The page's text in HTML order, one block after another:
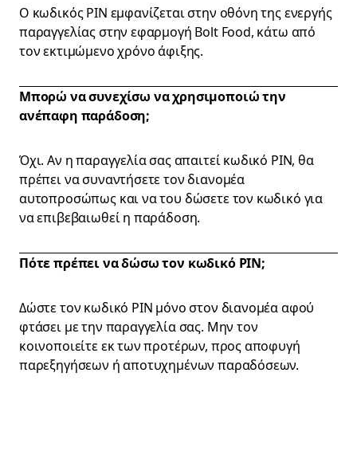
Ο κωδικός PIN εμφανίζεται στην οθόνη της ενεργής
παραγγελίας στην εφαρμογή Bolt Food, κάτω από
τον εκτιμώμενο χρόνο άφιξης.
Μπορώ να συνεχίσω να χρησιμοποιώ την
ανέπαφη παράδοση;
Όχι. Αν η παραγγελία σας απαιτεί κωδικό PIN, θα
πρέπει να συναντήσετε τον διανομέα
αυτοπροσώπως και να του δώσετε τον κωδικό για
να επιβεβαιωθεί η παράδοση.
Πότε πρέπει να δώσω τον κωδικό PIN;
Δώστε τον κωδικό PIN μόνο στον διανομέα αφού
φτάσει με την παραγγελία σας. Μην τον
κοινοποιείτε εκ των προτέρων, προς αποφυγή
παρεξηγήσεων ή αποτυχημένων παραδόσεων.